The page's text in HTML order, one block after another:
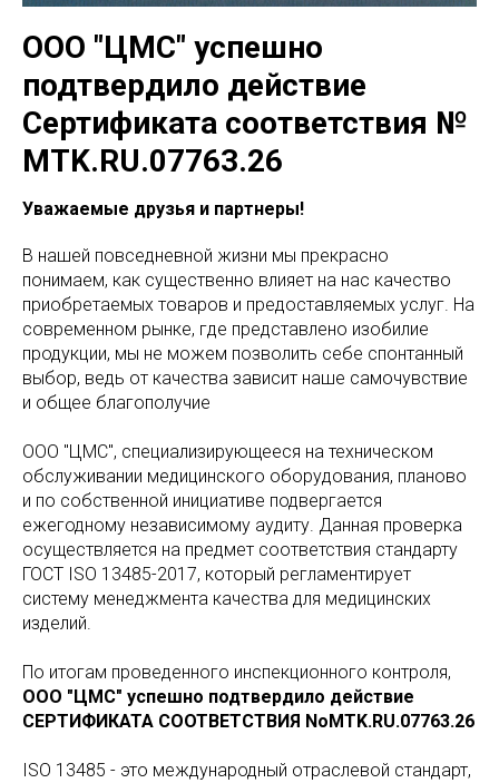
ООО "ЦМС" успешно
подтвердило действие
Сертификата соответствия №
MTK.RU.07763.26
Уважаемые друзья и партнеры!
В нашей повседневной жизни мы прекрасно
понимаем, как существенно влияет на нас качество
приобретаемых товаров и предоставляемых услуг. На
современном рынке, где представлено изобилие
продукции, мы не можем позволить себе спонтанный
выбор, ведь от качества зависит наше самочувствие
и общее благополучие
ООО "ЦМС", специализирующееся на техническом
обслуживании медицинского оборудования, планово
и по собственной инициативе подвергается
ежегодному независимому аудиту. Данная проверка
осуществляется на предмет соответствия стандарту
ГОСТ ISO 13485-2017, который регламентирует
систему менеджмента качества для медицинских
изделий.
По итогам проведенного инспекционного контроля,
ООО "ЦМС" успешно подтвердило действие
СЕРТИФИКАТА СООТВЕТСТВИЯ NoMTK.RU.07763.26
ISO 13485 - это международный отраслевой стандарт,